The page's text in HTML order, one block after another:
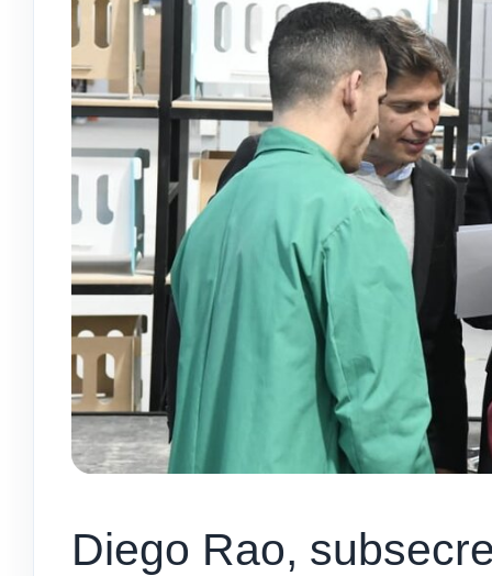
Diego Rao,